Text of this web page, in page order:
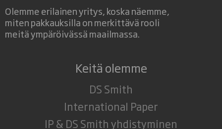
Olemme erilainen yritys, koska näemme,
miten pakkauksilla on merkittävä rooli
meitä ympäröivässä maailmassa.
Keitä olemme
DS Smith
International Paper
IP & DS Smith yhdistyminen